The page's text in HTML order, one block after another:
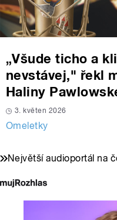
„Všude ticho a
nevstávej," řekl
Haliny
3. květen 2026
Omeletky
Největší audioportál na